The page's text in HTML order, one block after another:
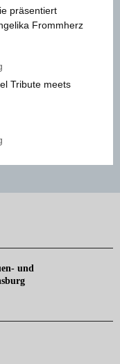
präsentiert
Frommherz
Tribute meets
und